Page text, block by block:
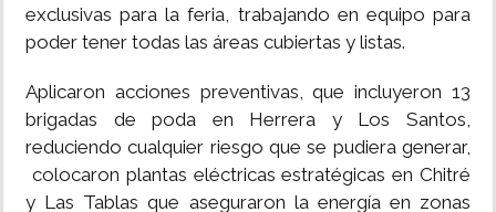
exclusivas para la feria, trabajando en equipo para
poder tener todas las áreas cubiertas y listas.
Aplicaron acciones preventivas, que incluyeron 13
brigadas de poda en Herrera y Los Santos,
reduciendo cualquier riesgo que se pudiera generar,
colocaron plantas eléctricas estratégicas en Chitré
y Las Tablas que aseguraron la energía en zonas